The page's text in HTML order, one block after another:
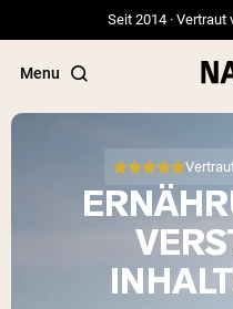
Seit 2014 ·
Menu
Beliebte Suchbegriffe
”Protein Powder“
”Overnight Oats“